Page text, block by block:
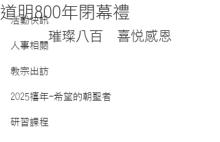
活動快訊
人事相關
教宗出訪
2025禧年-希望的朝聖者
研習課程
道明800年閉幕禮
璀璨八百  喜悅感恩